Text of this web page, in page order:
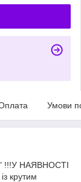
Умови
!!!У НАЯВНОСТІ
крутим